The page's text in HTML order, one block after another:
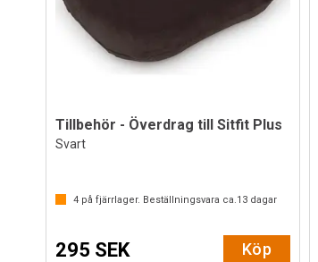
Tillbehör - Överdrag till Sitfit Plus
Svart
4på fjärrlager. Beställningsvara ca.13dagar
295 SEK Köp